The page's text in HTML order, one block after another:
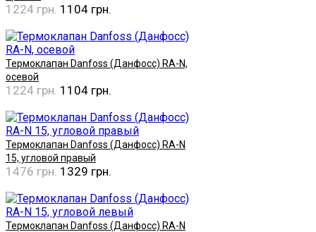
1224 грн. 1104 грн.
Термоклапан Danfoss (Данфосс) RA-N,
осевой
1224 грн. 1104 грн.
Термоклапан Danfoss (Данфосс) RA-N
15, угловой правый
1476 грн. 1329 грн.
Термоклапан Danfoss (Данфосс) RA-N